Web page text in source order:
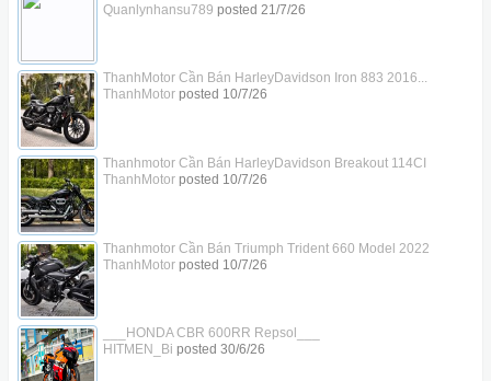
Quanlynhansu789 posted 21/7/26
ThanhMotor Cần Bán HarleyDavidson Iron 883 2016...
ThanhMotorposted 10/7/26
Thanhmotor Cần Bán HarleyDavidson Breakout 114CI
ThanhMotorposted 10/7/26
Thanhmotor Cần Bán Triumph Trident 660 Model 2022
ThanhMotorposted 10/7/26
___HONDA CBR 600RR Repsol___
HITMEN_Bi posted 30/6/26